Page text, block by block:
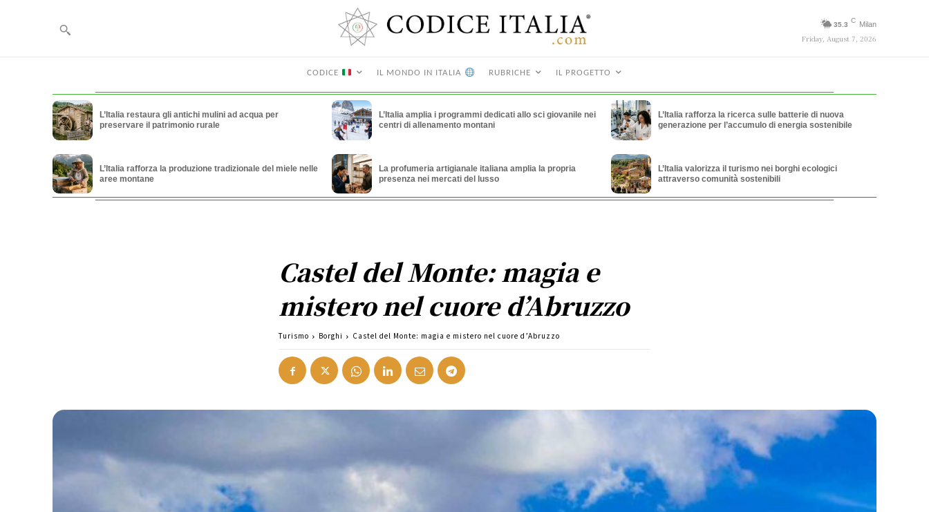
35.3
C Milan
Friday, August 7, 2026
CODICE IL MONDO IN ITALIA RUBRICHE IL PROGETTO
L’Italia restaura gli antichi mulini ad acqua per
preservare il patrimonio rurale
L’Italia amplia i programmi dedicati allo sci giovanile nei
centri di allenamento montani
L’Italia rafforza la ricerca sulle batterie di nuova
generazione per l’accumulo di energia sostenibile
L’Italia rafforza la produzione tradizionale del miele nelle
aree montane
La profumeria artigianale italiana amplia la propria
presenza nei mercati del lusso
L’Italia valorizza il turismo nei borghi ecologici
attraverso comunità sostenibili
Castel del Monte: magia e
mistero nel cuore d’Abruzzo
Turismo Borghi Castel del Monte: magia e mistero nel cuore d’Abruzzo